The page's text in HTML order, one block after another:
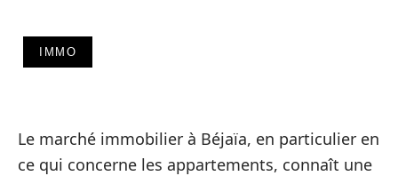
IMMO
Le marché immobilier à Béjaïa, en particulier en
ce qui concerne les appartements, connaît une